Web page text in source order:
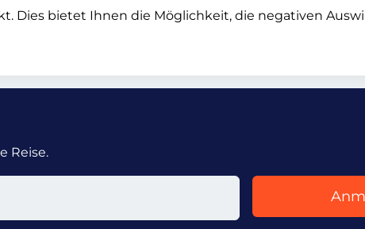
Dies bietet Ihnen die Möglichkeit, die negativen
Reise.